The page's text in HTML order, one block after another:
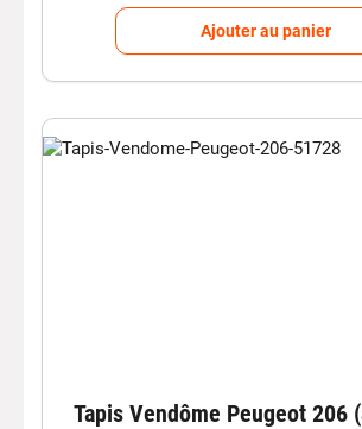
Ajouter au panier
Tapis Vendôme Peugeot 206